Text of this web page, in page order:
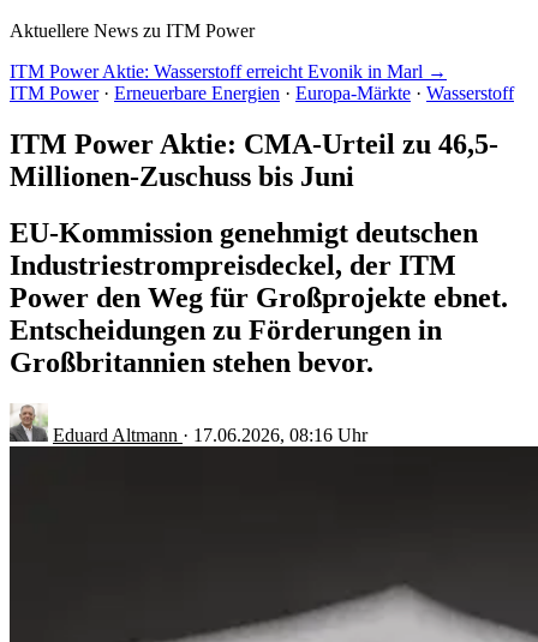
Aktuellere News zu ITM Power
ITM Power Aktie: Wasserstoff erreicht Evonik in Marl →
ITM Power · Erneuerbare Energien · Europa-Märkte · Wasserstoff
ITM Power Aktie: CMA-Urteil zu 46,5-
Millionen-Zuschuss bis Juni
EU-Kommission genehmigt deutschen
Industriestrompreisdeckel, der ITM
Power den Weg für Großprojekte ebnet.
Entscheidungen zu Förderungen in
Großbritannien stehen bevor.
Eduard Altmann · 17.06.2026, 08:16 Uhr